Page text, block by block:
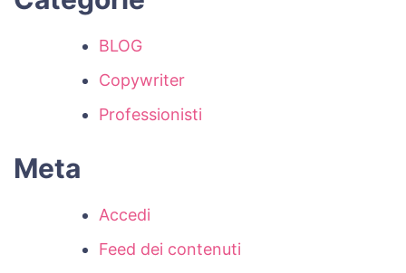
BLOG
Copywriter
Professionisti
Meta
Accedi
Feed dei contenuti